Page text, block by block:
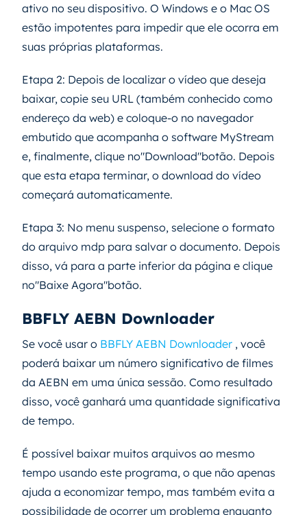
ativo no seu dispositivo. O Windows e o Mac OS
estão impotentes para impedir que ele ocorra em
suas próprias plataformas.
Etapa 2: Depois de localizar o vídeo que deseja
baixar, copie seu URL (também conhecido como
endereço da web) e coloque-o no navegador
embutido que acompanha o software MyStream
e, finalmente, clique no"Download"botão. Depois
que esta etapa terminar, o download do vídeo
começará automaticamente.
Etapa 3: No menu suspenso, selecione o formato
do arquivo mdp para salvar o documento. Depois
disso, vá para a parte inferior da página e clique
no"Baixe Agora"botão.
BBFLY AEBN Downloader
Se você usar o BBFLY AEBN Downloader , você
poderá baixar um número significativo de filmes
da AEBN em uma única sessão. Como resultado
disso, você ganhará uma quantidade significativa
de tempo.
É possível baixar muitos arquivos ao mesmo
tempo usando este programa, o que não apenas
ajuda a economizar tempo, mas também evita a
possibilidade de ocorrer um problema enquanto